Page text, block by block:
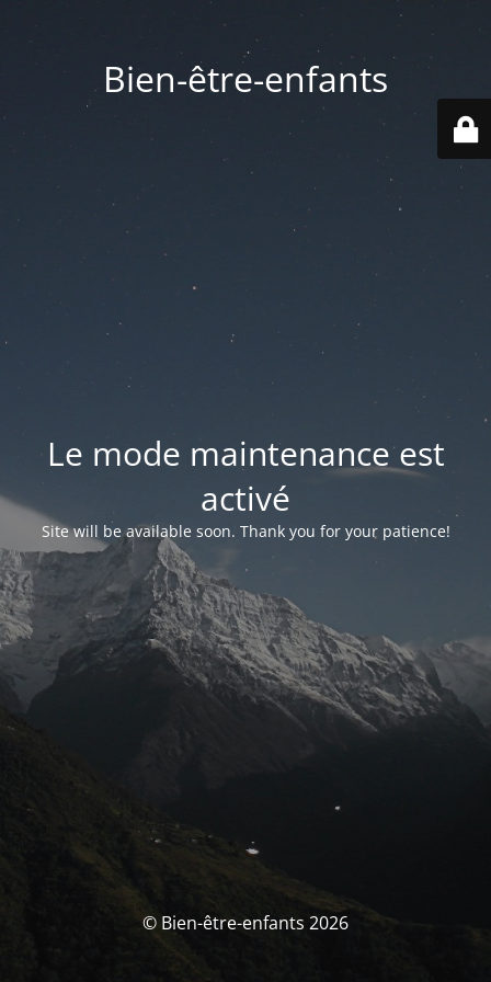
Bien-être-enfants
Le mode maintenance est
activé
Site will be available soon. Thank you for your patience!
© Bien-être-enfants 2026